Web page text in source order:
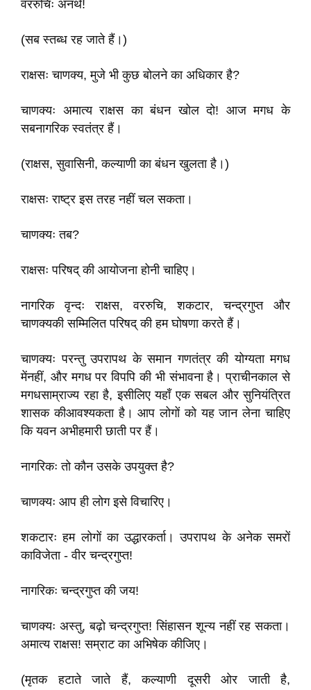
वररुचिः अनर्थ!
(सब स्तब्ध रह जाते हैं।)
राक्षसः चाणक्य, मुजे भी कुछ बोलने का अधिकार है?
चाणक्यः अमात्य राक्षस का बंधन खोल दो! आज मगध के
सबनागरिक स्वतंत्र हैं।
(राक्षस, सुवासिनी, कल्याणी का बंधन खुलता है।)
राक्षसः राष्ट्र इस तरह नहीं चल सकता।
चाणक्यः तब?
राक्षसः परिषद्‌ की आयोजना होनी चाहिए।
नागरिक वृन्दः राक्षस, वररुचि, शकटार, चन्द्रगुप्त और
चाणक्यकी सम्मिलित परिषद्‌ की हम घोषणा करते हैं।
चाणक्यः परन्तु उपरापथ के समान गणतंत्र की योग्यता मगध
मेंनहीं, और मगध पर विपपि की भी संभावना है। प्राचीनकाल से
मगधसाम्राज्य रहा है, इसीलिए यहाँ एक सबल और सुनियंत्रित
शासक कीआवश्यकता है। आप लोगों को यह जान लेना चाहिए
कि यवन अभीहमारी छाती पर हैं।
नागरिकः तो कौन उसके उपयुक्त है?
चाणक्यः आप ही लोग इसे विचारिए।
शकटारः हम लोगों का उद्धारकर्ता। उपरापथ के अनेक समरों
काविजेता - वीर चन्द्रगुप्त!
नागरिकः चन्द्रगुप्त की जय!
चाणक्यः अस्तु, बढ़ो चन्द्रगुप्त! सिंहासन शून्य नहीं रह सकता।
अमात्य राक्षस! सम्राट का अभिषेक कीजिए।
(मृतक हटाते जाते हैं, कल्याणी दूसरी ओर जाती है,